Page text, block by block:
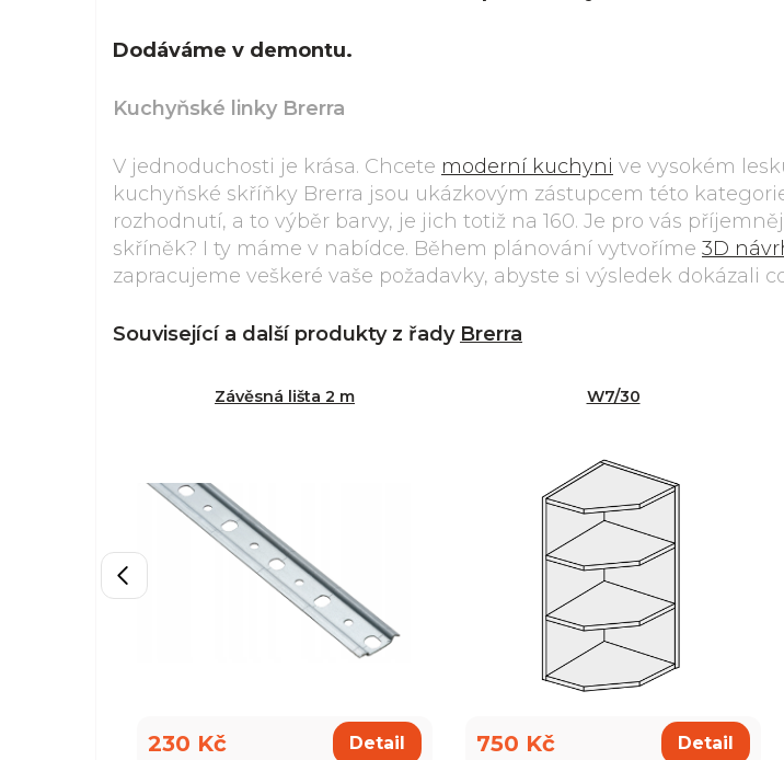
Dodáváme v demontu.
Kuchyňské linky Brerra
V jednoduchosti je krása. Chcete moderní kuchyni ve vysokém
kuchyňské skříňky Brerra jsou ukázkovým zástupcem této
rozhodnutí, a to výběr barvy, je jich totiž na 160. Je pro vás
skříněk? I ty máme v nabídce. Během plánování vytvoříme 3D
zapracujeme veškeré vaše požadavky, abyste si výsledek dokázali
Související a další produkty z řady Brerra
Závěsná lišta 2 m
230 Kč Detail
W7/30
750 Kč Detail